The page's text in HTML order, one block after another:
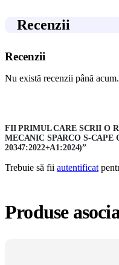
Recenzii
Recenzii
Nu există recenzii până acum.
FII PRIMUL CARE SCRII O
MECANIC SPARCO S-CAPE
20347:2022+A1:2024)”
Trebuie să fii autentificat
Produse